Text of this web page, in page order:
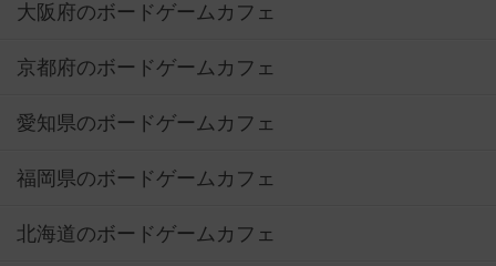
大阪府のボードゲームカフェ
京都府のボードゲームカフェ
愛知県のボードゲームカフェ
福岡県のボードゲームカフェ
北海道のボードゲームカフェ